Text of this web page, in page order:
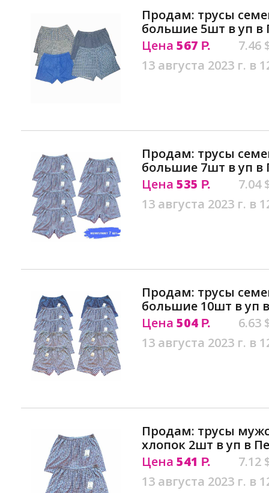
Продам: трусы
большие 5шт в уп в
Цена 567 Р.
7.46
13 августа 2023 г. в
Продам: трусы
большие 7шт в уп в
Цена 535 Р.
7.04
13 августа 2023 г. в
Продам: трусы
большие 10шт в уп
Цена 504 Р.
6.63
13 августа 2023 г. в
Продам: трусы
хлопок 2шт в уп в
Цена 541 Р.
7.12
13 августа 2023 г. в